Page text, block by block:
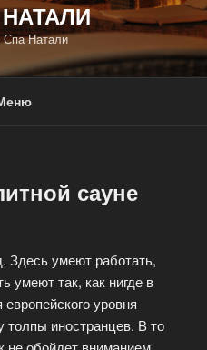
Спа Натали
сауне
Здесь умеют работать,
умеют так, как нигде в
уровня
толпы иностранцев. В то